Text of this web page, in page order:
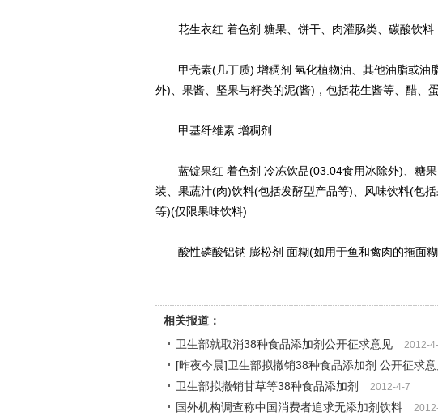
花生衣红 着色剂 糖果、饼干、肉灌肠类、碳酸饮料
甲壳素(几丁质) 增稠剂 氢化植物油、其他油脂或油
外)、果酱、坚果与籽类的泥(酱)，包括花生酱等、醋、
甲基纤维素 增稠剂
蓝锭果红 着色剂 冷冻饮品(03.04食用冰除外)、糖果
装、果蔬汁(肉)饮料(包括发酵型产品等)、风味饮料(包
等)(仅限果味饮料)
酸性磷酸铝钠 膨松剂 面糊(如用于鱼和禽肉的拖面糊
相关报道：
卫生部就取消38种食品添加剂公开征求意见
2012-
[昨夜今晨]卫生部拟撤销38种食品添加剂 公开征求
卫生部拟撤销甘草等38种食品添加剂 2012-4-7
国外机构调查称中国消费者追求无添加剂饮料